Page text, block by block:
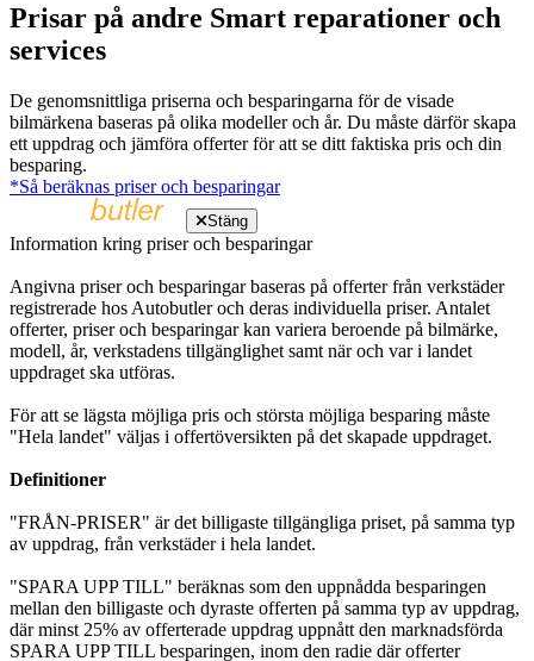
Prisar på andre Smart reparationer och
services
De genomsnittliga priserna och besparingarna för de visade
bilmärkena baseras på olika modeller och år. Du måste därför skapa
ett uppdrag och jämföra offerter för att se ditt faktiska pris och din
besparing.
*Så beräknas priser och besparingar
Stäng
Information kring priser och besparingar
Angivna priser och besparingar baseras på offerter från verkstäder
registrerade hos Autobutler och deras individuella priser. Antalet
offerter, priser och besparingar kan variera beroende på bilmärke,
modell, år, verkstadens tillgänglighet samt när och var i landet
uppdraget ska utföras.
För att se lägsta möjliga pris och största möjliga besparing måste
"Hela landet" väljas i offertöversikten på det skapade uppdraget.
Definitioner
"FRÅN-PRISER" är det billigaste tillgängliga priset, på samma typ
av uppdrag, från verkstäder i hela landet.
"SPARA UPP TILL" beräknas som den uppnådda besparingen
mellan den billigaste och dyraste offerten på samma typ av uppdrag,
där minst 25% av offerterade uppdrag uppnått den marknadsförda
SPARA UPP TILL besparingen, inom den radie där offerter